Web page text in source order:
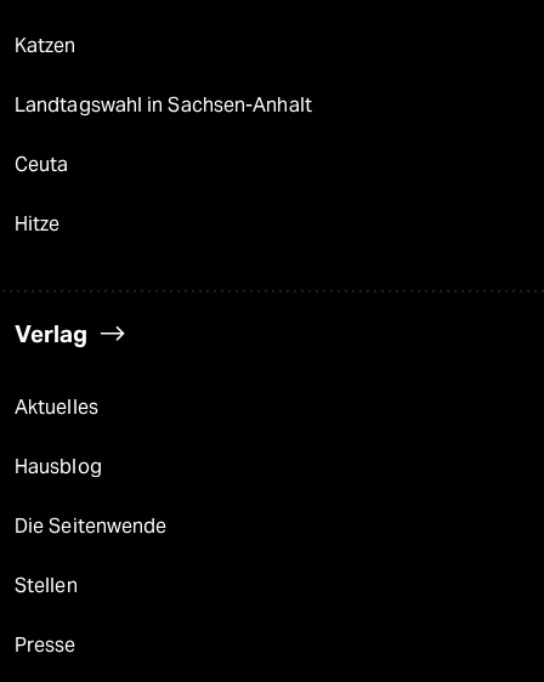
Katzen
Landtagswahl in Sachsen-Anhalt
Ceuta
Hitze
Verlag
Aktuelles
Hausblog
Die Seitenwende
Stellen
Presse